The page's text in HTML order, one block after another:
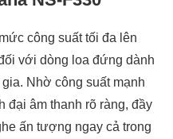
trên thị trường hiện nay.
suất hoạt động đáng tin
phục vụ tốt nhu cầu giải trí
yêu cầu trình diễn bán